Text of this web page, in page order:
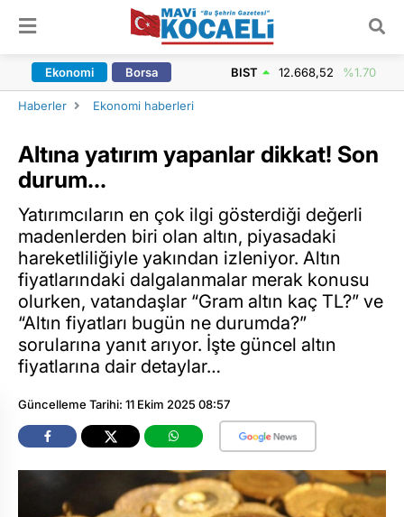
Ekonomi Borsa BIST 12.668,52 %1.70
Haberler Ekonomi haberleri
Altına yatırım yapanlar dikkat! Son
durum...
Yatırımcıların en çok ilgi gösterdiği değerli
madenlerden biri olan altın, piyasadaki
hareketliliğiyle yakından izleniyor. Altın
fiyatlarındaki dalgalanmalar merak konusu
olurken, vatandaşlar “Gram altın kaç TL?” ve
“Altın fiyatları bugün ne durumda?”
sorularına yanıt arıyor. İşte güncel altın
fiyatlarına dair detaylar…
Güncelleme Tarihi: 11 Ekim 2025 08:57